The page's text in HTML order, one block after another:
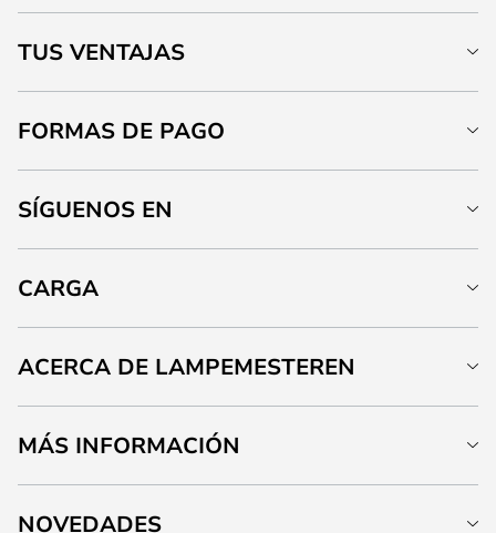
TUS VENTAJAS
FORMAS DE PAGO
SÍGUENOS EN
CARGA
ACERCA DE LAMPEMESTEREN
MÁS INFORMACIÓN
NOVEDADES